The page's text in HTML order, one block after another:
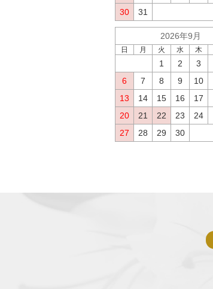
30
31
2026年9月
日 月 火 水 木
1 2 3
6
7 8 9 10
13
14 15 16 17
20
21 22 23 24
27
28 29 30